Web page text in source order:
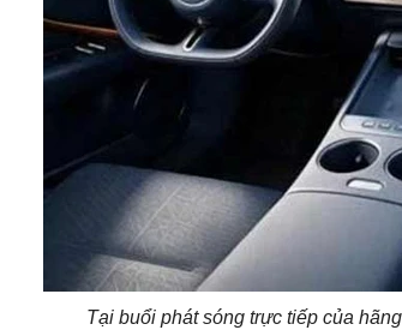
Tại buổi phát sóng trực tiếp của